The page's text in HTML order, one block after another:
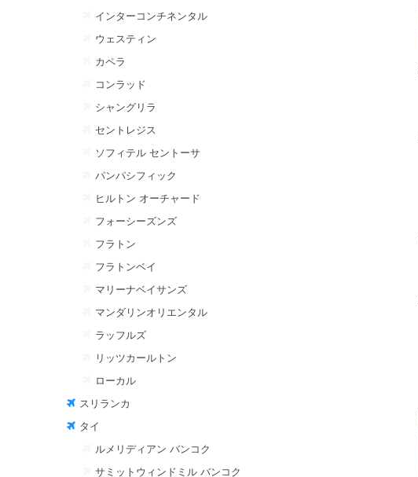
インターコンチネンタル
ウェスティン
カペラ
コンラッド
シャングリラ
セントレジス
ソフィテル セントーサ
パンパシフィック
ヒルトン オーチャード
フォーシーズンズ
フラトン
フラトンベイ
マリーナベイサンズ
マンダリンオリエンタル
ラッフルズ
リッツカールトン
ローカル
スリランカ
タイ
ルメリディアン バンコク
サミットウィンドミル バンコク